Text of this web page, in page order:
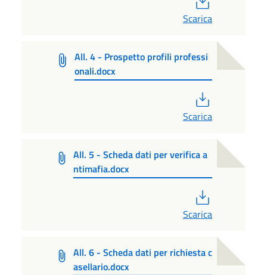
Scarica
All. 4 - Prospetto profili professi
onali.docx
Scarica
All. 5 - Scheda dati per verifica a
ntimafia.docx
Scarica
All. 6 - Scheda dati per richiesta c
asellario.docx